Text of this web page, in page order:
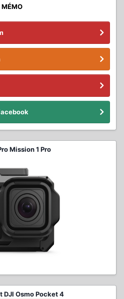
MÉMO
Mission 1 Pro
DJI Osmo Pocket 4